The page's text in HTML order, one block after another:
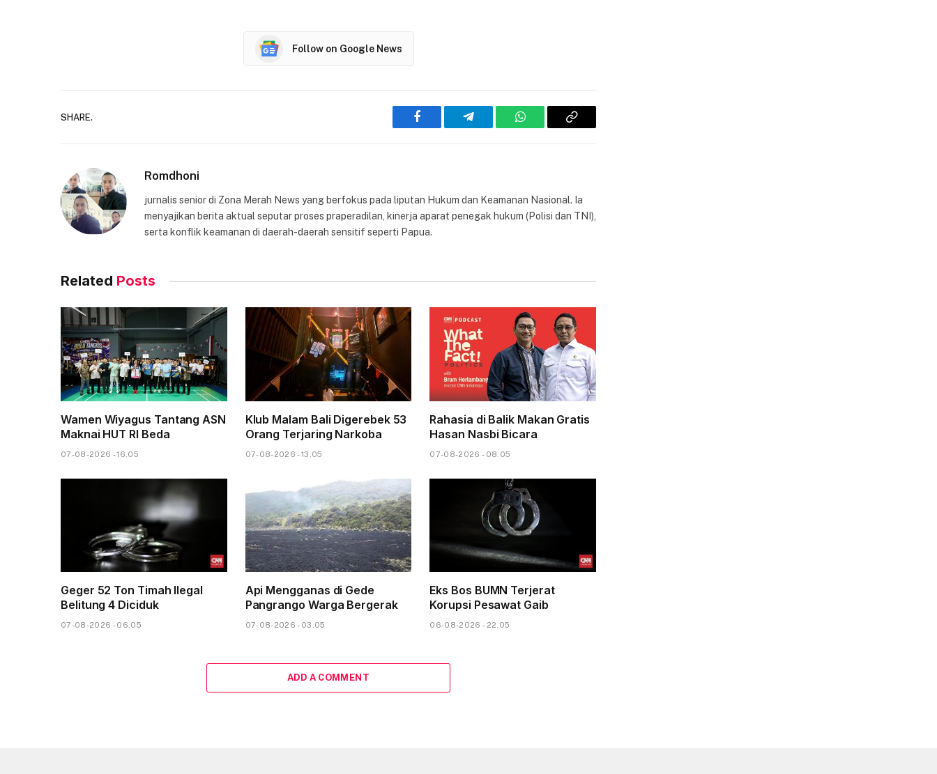
Follow on Google News
SHARE.
Facebook Telegram WhatsAppCopy
Romdhoni
jurnalis senior di Zona Merah News yang berfokus pada liputan Hukum dan Keamanan Nasional. Ia
menyajikan berita aktual seputar proses praperadilan, kinerja aparat penegak hukum (Polisi dan TNI),
serta konflik keamanan di daerah-daerah sensitif seperti Papua.
Related Posts
Wamen Wiyagus Tantang ASN
Maknai HUT RI Beda
07-08-2026 - 16.05
Klub Malam Bali Digerebek 53
Orang Terjaring Narkoba
07-08-2026 - 13.05
Rahasia di Balik Makan Gratis
Hasan Nasbi Bicara
07-08-2026 - 08.05
Geger 52 Ton Timah Ilegal
Belitung 4 Diciduk
07-08-2026 - 06.05
Api Mengganas di Gede
Pangrango Warga Bergerak
07-08-2026 - 03.05
Eks Bos BUMN Terjerat
Korupsi Pesawat Gaib
06-08-2026 - 22.05
ADD A COMMENT